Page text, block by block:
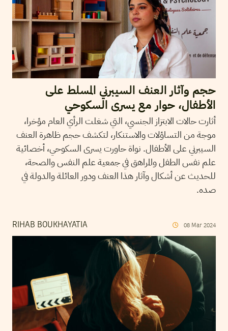
حجم وآثار العنف السيبرني المسلط على
الأطفال، حوار مع يسرى السكوحي
أثارت حالات الابتزاز الجنسي، التي شغلت الرأي العام مؤخرا،
موجة من التساؤلات والاستنكار، لتكشف حجم ظاهرة العنف
السيبرني على الأطفال. نواة حاورت يسرى السكوحي، أخصائية
علم نفس الطفل والمراهق في جمعية علم النفس والصحة،
للحديث عن أشكال وآثار هذا العنف ودور العائلة والدولة في
صده.
RIHAB BOUKHAYATIA 08 Mar 2024